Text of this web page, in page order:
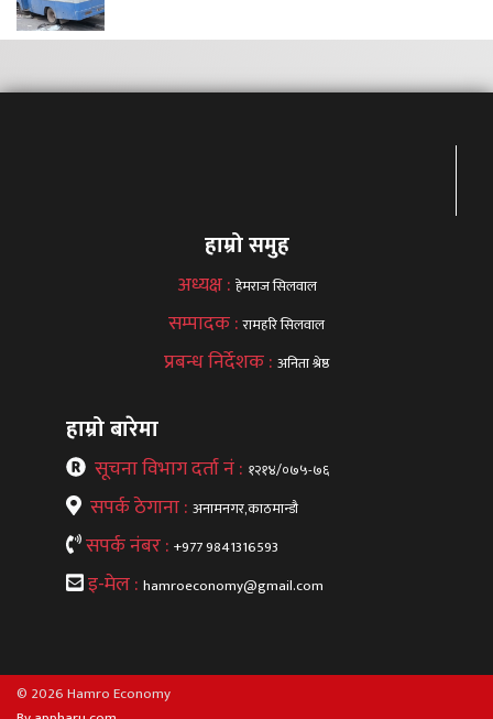
हाम्रो समुह
अध्यक्ष : हेमराज सिलवाल
सम्पादक :रामहरि सिलवाल
प्रबन्ध निर्देशक : अनिता श्रेष्ठ
हाम्रो बारेमा
सूचना विभाग दर्ता नं : १२१४/०७५-७६
सपर्क ठेगाना : अनामनगर,काठमान्डौ
सपर्क नंबर : +977 9841316593
इ-मेल : hamroeconomy@gmail.com
© 2026 Hamro Economy